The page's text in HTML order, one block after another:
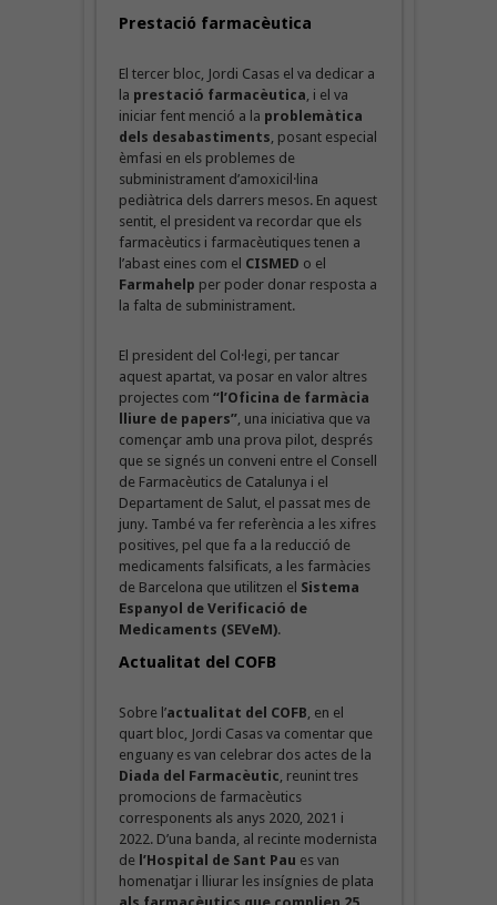
Prestació farmacèutica
El tercer bloc, Jordi Casas el va dedicar a
la prestació farmacèutica , i el va
iniciar fent menció a la problemàtica
dels desabastiments , posant especial
èmfasi en els problemes de
subministrament d’amoxicil·lina
pediàtrica dels darrers mesos. En aquest
sentit, el president va recordar que els
farmacèutics i farmacèutiques tenen a
l’abast eines com el CISMED o el
Farmahelp per poder donar resposta a
la falta de subministrament.
El president del Col·legi, per tancar
aquest apartat, va posar en valor altres
projectes com “l’Oficina de farmàcia
lliure de papers”, una iniciativa que va
començar amb una prova pilot, després
que se signés un conveni entre el Consell
de Farmacèutics de Catalunya i el
Departament de Salut, el passat mes de
juny. També va fer referència a les xifres
positives, pel que fa a la reducció de
medicaments falsificats, a les farmàcies
de Barcelona que utilitzen el Sistema
Espanyol de Verificació de
Medicaments (SEVeM).
Actualitat del COFB
Sobre l’actualitat del COFB , en el
quart bloc, Jordi Casas va comentar que
enguany es van celebrar dos actes de la
Diada del Farmacèutic , reunint tres
promocions de farmacèutics
corresponents als anys 2020, 2021 i
2022. D’una banda, al recinte modernista
de l’Hospital de Sant Pau es van
homenatjar i lliurar les insígnies de plata